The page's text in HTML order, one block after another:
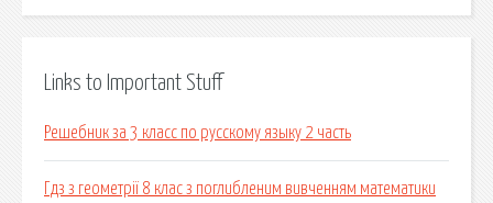
Links to Important Stuff
Решебник за 3 класс по русскому языку 2 часть
Гдз з геометрії 8 клас з поглибленим вивченням математики